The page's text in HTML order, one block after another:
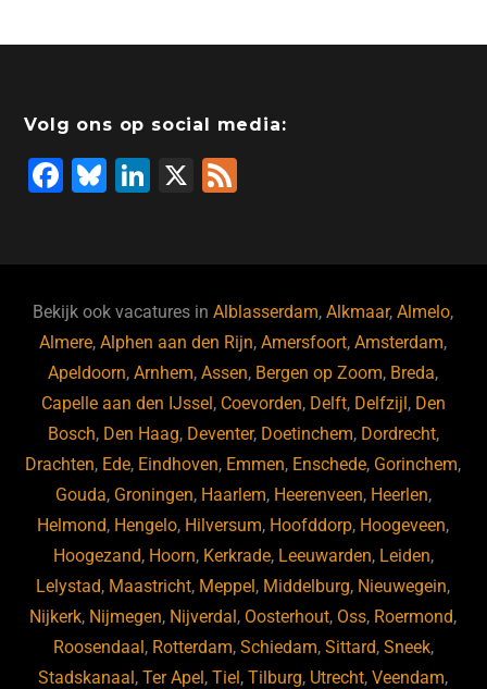
Volg ons op social media:
F
b
o
o
k
Bl
ky
Li
dI
n
X
Bekijk ook vacatures inAlblasserdam,Alkmaar,Almelo,
Almere,Alphen aan den Rijn,Amersfoort,Amsterdam,
Apeldoorn,Arnhem,Assen, Bergen op Zoom, Breda,
Capelle aan den IJssel , Coevorden, Delft, Delfzijl , Den
Bosch, Den Haag, Deventer, Doetinchem, Dordrecht,
Drachten, Ede, Eindhoven, Emmen, Enschede, Gorinchem,
Gouda, Groningen, Haarlem, Heerenveen, Heerlen,
Helmond, Hengelo, Hilversum, Hoofddorp, Hoogeveen,
Hoogezand, Hoorn, Kerkrade, Leeuwarden, Leiden,
Lelystad, Maastricht, Meppel , Middelburg, Nieuwegein,
Nijkerk, Nijmegen, Nijverdal , Oosterhout, Oss, Roermond,
Roosendaal , Rotterdam, Schiedam, Sittard, Sneek,
Stadskanaal ,Ter Apel ,Tiel ,Tilburg, Utrecht,Veendam,